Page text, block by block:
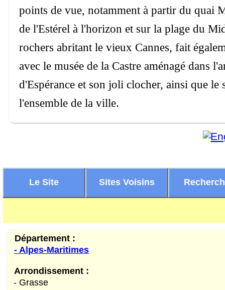
points de vue, notamment à partir du quai
de l'Estérel à l'horizon et sur la plage du
rochers abritant le vieux Cannes, fait
avec le musée de la Castre aménagé dans
d'Espérance et son joli clocher, ainsi que
l'ensemble de la ville.
Le Site Sites Voisins
Département :
- Alpes-Maritimes
Arrondissement :
- Grasse